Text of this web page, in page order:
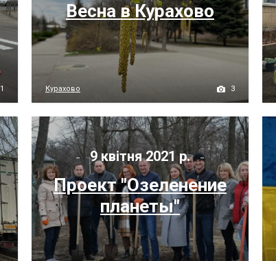
1
Весна в Курахово
Курахово 3
9 квітня 2021 р.
Проект "Озеленение
планеты"